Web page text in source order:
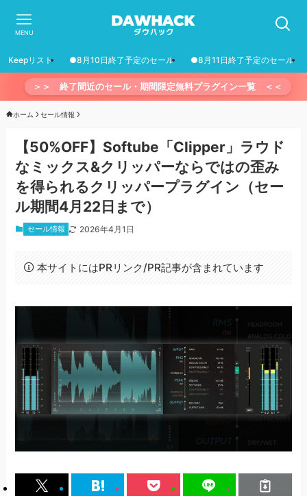
MENU
Keepリスト ●8月10日終了予定のセール ●8月11日終了予定のセール
＞＞ 終了間近のセール・期間限定無料プラグイン一覧 ＜＜
ホーム セール情報
【50%OFF】Softube「Clipper」ラウド
なミックス&クリッパーならではの歪み
を得られるクリッパープラグイン（セー
ル期間4月22日まで）
セール情報 2026年4月1日
本サイトにはPRリンク/PR記事が含まれています